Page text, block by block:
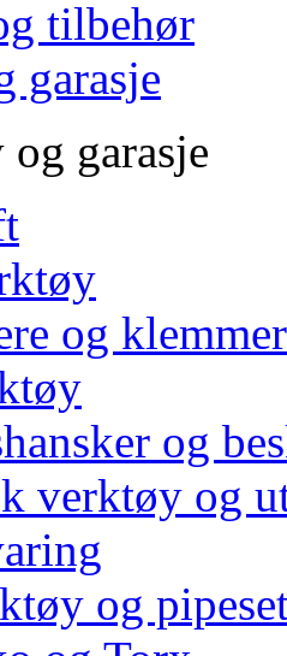
tilbehør
garasje
garasje
og klemmer
og
verktøy og
og